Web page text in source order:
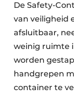
De Safety-
van veiligheid
afsluitbaar,
weinig ruimte
worden
handgrepen
container te